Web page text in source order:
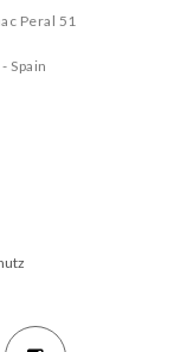
Peral 51
Spain